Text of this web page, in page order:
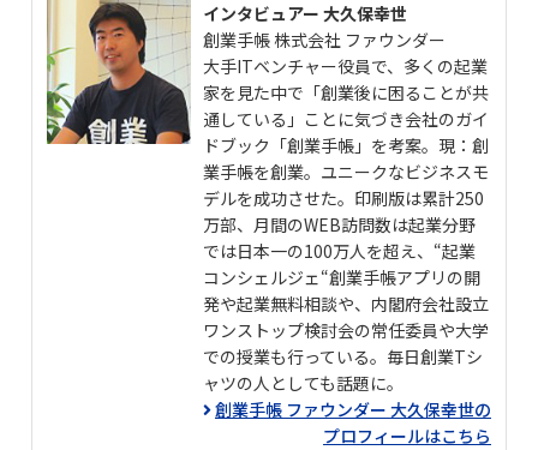
インタビュアー 大久保幸世
創業手帳 株式会社 ファウンダー
大手ITベンチャー役員で、多くの起業
家を見た中で「創業後に困ることが共
通している」ことに気づき会社のガイ
ドブック「創業手帳」を考案。現：創
業手帳を創業。ユニークなビジネスモ
デルを成功させた。印刷版は累計250
万部、月間のWEB訪問数は起業分野
では日本一の100万人を超え、“起業
コンシェルジェ“創業手帳アプリの開
発や起業無料相談や、内閣府会社設立
ワンストップ検討会の常任委員や大学
での授業も行っている。毎日創業Tシ
ャツの人としても話題に。
創業手帳 ファウンダー 大久保幸世の
プロフィールはこちら